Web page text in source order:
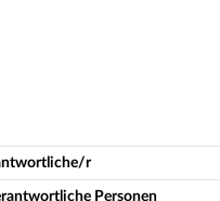
r
Personen